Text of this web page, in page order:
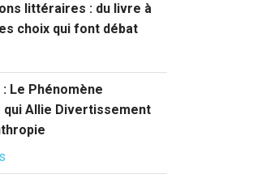
littéraires : du livre à
choix qui font débat
Le Phénomène
qui Allie Divertissement